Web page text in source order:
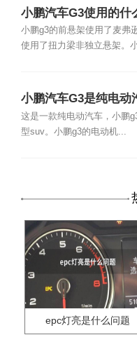
小鹏汽车G3使用的什
小鹏g3的前悬架使用了麦弗
使用了扭力梁非独立悬架。
小鹏汽车G3是纯电动
这是一款纯电动汽车，小鹏
型suv。小鹏g3的电动机...
epc灯亮是什么问题